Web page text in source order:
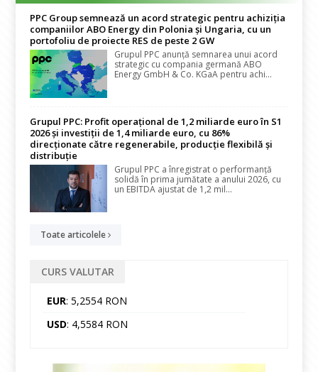
PPC Group semnează un acord strategic pentru achiziția
companiilor ABO Energy din Polonia și Ungaria, cu un
portofoliu de proiecte RES de peste 2 GW
Grupul PPC anunță semnarea unui acord
strategic cu compania germană ABO
Energy GmbH & Co. KGaA pentru achi...
Grupul PPC: Profit operațional de 1,2 miliarde euro în S1
2026 și investiții de 1,4 miliarde euro, cu 86%
direcționate către regenerabile, producție flexibilă și
distribuție
Grupul PPC a înregistrat o performanță
solidă în prima jumătate a anului 2026, cu
un EBITDA ajustat de 1,2 mil...
Toate articolele
CURS VALUTAR
EUR: 5,2554 RON
USD: 4,5584 RON